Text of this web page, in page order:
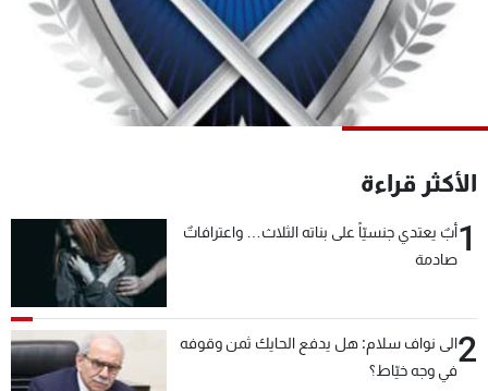
الأكثر قراءة
1أبٌ يعتدي جنسيّاً على بناته الثلاث… واعترافاتٌ
صادمة
2الى نواف سلام: هل يدفع الحايك ثمن وقوفه
في وجه خيّاط؟
جدول البرامج
شاهد البرامج
الترددات
لاعلاناتكم